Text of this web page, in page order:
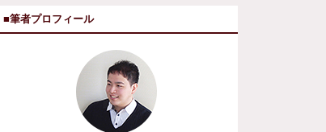
■筆者プロフィール